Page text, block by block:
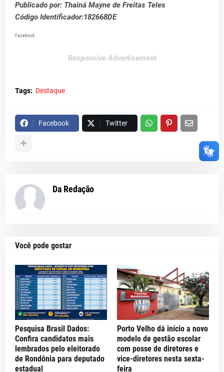
Publicado por: Thainá Mayne de Freitas Teles
Código Identificador:182668DE
Facebook
Responsive Advertisement
Tags: Destaque
Facebook Twitter
Da Redação
Você pode gostar
Pesquisa Brasil Dados:
Confira candidatos mais
lembrados pelo eleitorado
de Rondônia para deputado
estadual
Porto Velho dá início a novo
modelo de gestão escolar
com posse de diretores e
vice-diretores nesta sexta-
feira